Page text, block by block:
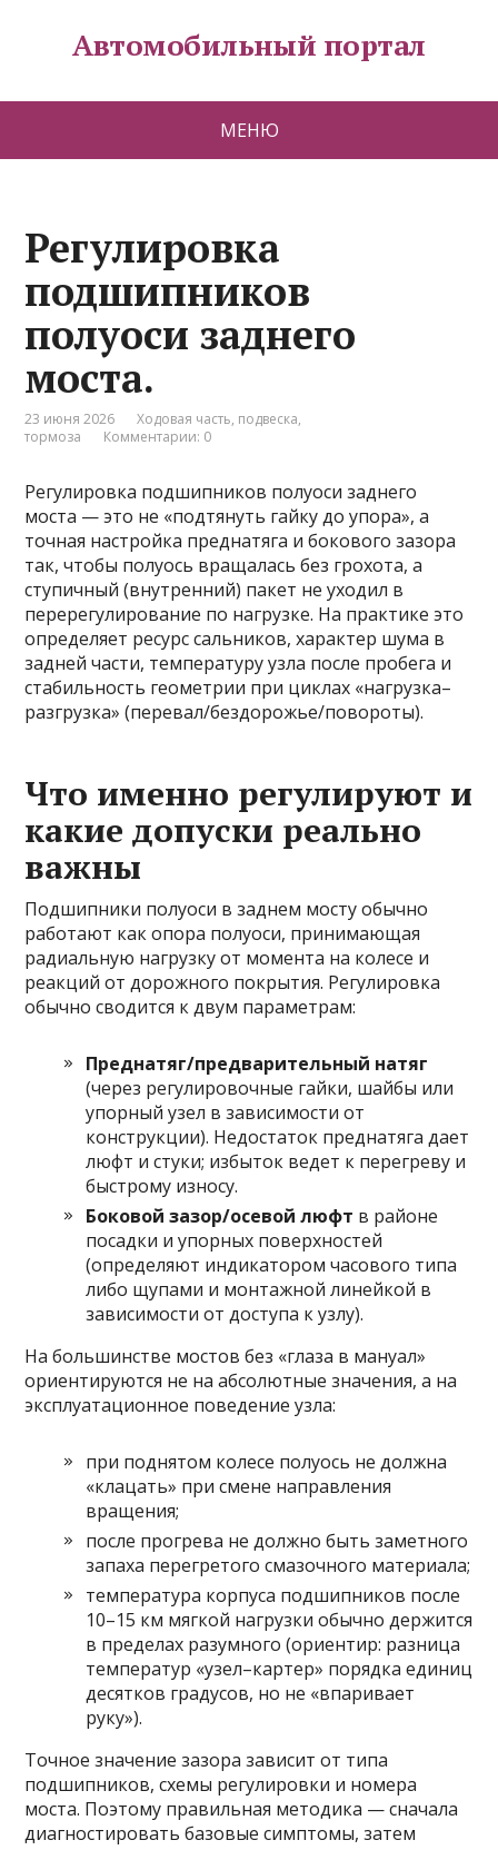
Автомобильный портал
МЕНЮ
Регулировка
подшипников
полуоси заднего
моста.
23 июня 2026
Ходовая часть, подвеска,
тормоза
Комментарии: 0
Регулировка подшипников полуоси заднего
моста — это не «подтянуть гайку до упора», а
точная настройка преднатяга и бокового зазора
так, чтобы полуось вращалась без грохота, а
ступичный (внутренний) пакет не уходил в
перерегулирование по нагрузке. На практике это
определяет ресурс сальников, характер шума в
задней части, температуру узла после пробега и
стабильность геометрии при циклах «нагрузка–
разгрузка» (перевал/бездорожье/повороты).
Что именно регулируют и
какие допуски реально
важны
Подшипники полуоси в заднем мосту обычно
работают как опора полуоси, принимающая
радиальную нагрузку от момента на колесе и
реакций от дорожного покрытия. Регулировка
обычно сводится к двум параметрам:
Преднатяг/предварительный натяг
(через регулировочные гайки, шайбы или
упорный узел в зависимости от
конструкции). Недостаток преднатяга дает
люфт и стуки; избыток ведет к перегреву и
быстрому износу.
Боковой зазор/осевой люфт в районе
посадки и упорных поверхностей
(определяют индикатором часового типа
либо щупами и монтажной линейкой в
зависимости от доступа к узлу).
На большинстве мостов без «глаза в мануал»
ориентируются не на абсолютные значения, а на
эксплуатационное поведение узла:
при поднятом колесе полуось не должна
«клацать» при смене направления
вращения;
после прогрева не должно быть заметного
запаха перегретого смазочного материала;
температура корпуса подшипников после
10–15 км мягкой нагрузки обычно держится
в пределах разумного (ориентир: разница
температур «узел–картер» порядка единиц
десятков градусов, но не «впаривает
руку»).
Точное значение зазора зависит от типа
подшипников, схемы регулировки и номера
моста. Поэтому правильная методика — сначала
диагностировать базовые симптомы, затем